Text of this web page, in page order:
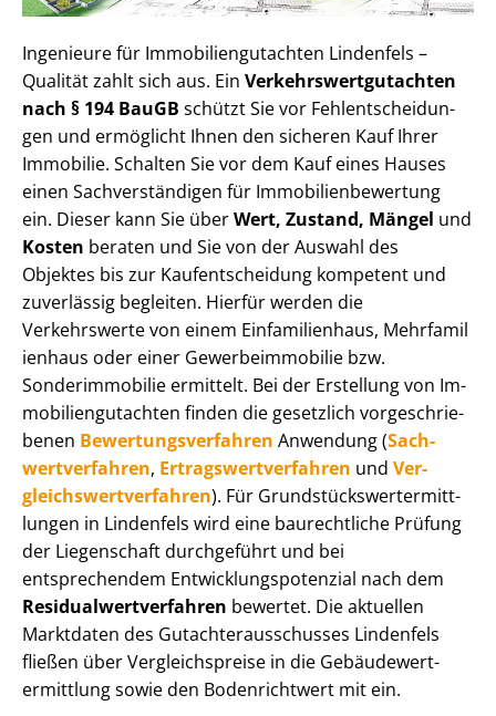
Ingenieure für Im­mo­bi­li­en­gut­ach­ten Lindenfels –
Qualität zahlt sich aus. Ein Ver­kehrs­wert­gut­ach­ten
nach § 194 BauGB schützt Sie vor Fehl­ent­schei­dun­
gen und ermöglicht Ihnen den sicheren Kauf Ihrer
Immobilie. Schalten Sie vor dem Kauf eines Hauses
einen Sach­ver­stän­di­gen für Im­mo­bi­li­en­be­wer­tung
ein. Dieser kann Sie überWert, Zustand, Mängel und
Kosten beraten und Sie von der Auswahl des
Objektes bis zur Kauf­ent­schei­dung kompetent und
zuverlässig begleiten. Hierfür werden die
Verkehrswerte von einem Einfamilienhaus, Mehr­fa­mi­l
i­en­haus oder einer Ge­wer­be­im­mo­bi­lie bzw.
Sonderimmobilie ermittelt. Bei der Erstellung von Im­
mo­bi­li­en­gut­ach­ten finden die gesetzlich vor­ge­schrie­
be­nen Be­wer­tungs­ver­fah­ren Anwendung (Sach­
wert­ver­fah­ren, Er­trags­wert­ver­fah­ren und Ver­
gleichs­wert­ver­fah­ren). Für Grund­stücks­wert­ermitt­
lun­gen in Lindenfels wird eine baurechtliche Prüfung
der Liegenschaft durchgeführt und bei
entsprechendem Ent­wick­lungs­po­ten­zi­al nach dem
Re­si­du­al­wert­ver­fah­ren bewertet. Die aktuellen
Marktdaten des Gut­ach­ter­aus­schus­ses Lindenfels
fließen über Ver­gleichs­prei­se in die Ge­bäu­de­wert­
ermitt­lung sowie den Bodenrichtwert mit ein.